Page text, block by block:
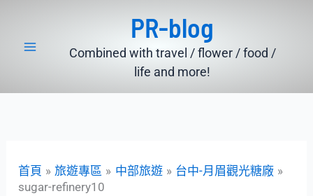
PR-blog
Combined with travel / flower / food /
life and more!
首頁 旅遊專區 中部旅遊
台中-月眉觀光糖廠
sugar-refinery10